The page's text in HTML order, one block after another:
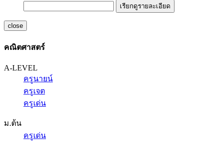
เรียกดูรายละเอียด
close
คณิตศาสตร์
A-LEVEL
ครูนายน์
ครูเจต
ครูเด่น
ม.ต้น
ครูเด่น